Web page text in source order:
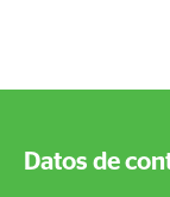
Datos de